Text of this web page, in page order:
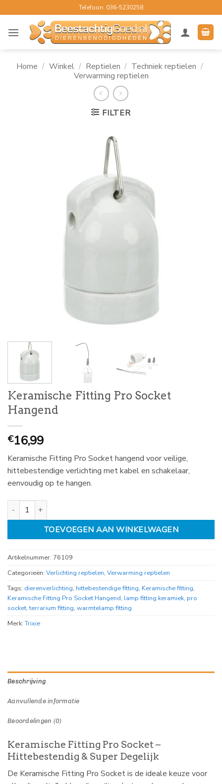
naar
inhoud
Telefoon: 036-5230258
Home / Winkel / Reptielen / Techniek reptielen /
Verwarming reptielen
FILTER
Keramische Fitting Pro Socket
Hangend
€16,99
Keramische Fitting Pro Socket hangend voor veilige,
hittebestendige verlichting met kabel en schakelaar,
eenvoudig op te hangen.
Keramische Fitting Pro Socket Hangend aantal
TOEVOEGEN AAN WINKELWAGEN
Artikelnummer: 76109
Categorieën: Verlichting reptielen, Verwarming reptielen
Tags: dierenverlichting, hittebestendige fitting, Keramische fitting,
Keramische Fitting Pro Socket Hangend, lamp fitting keramiek, pro
socket,terrarium fitting, warmtelamp fitting
Merk:Trixie
Beschrijving
Aanvullende informatie
Beoordelingen (0)
Keramische Fitting Pro Socket –
Hittebestendig & Super Degelijk
De Keramische Fitting Pro Socket is de ideale keuze voor